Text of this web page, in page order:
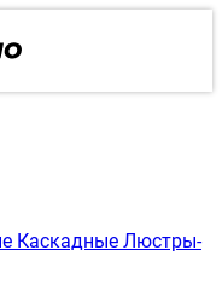
Каскадные Люстры-